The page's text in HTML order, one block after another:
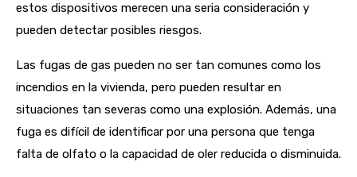
estos dispositivos merecen una seria consideración y
pueden detectar posibles riesgos.
Las fugas de gas pueden no ser tan comunes como los
incendios en la vivienda, pero pueden resultar en
situaciones tan severas como una explosión. Además, una
fuga es difícil de identificar por una persona que tenga
falta de olfato o la capacidad de oler reducida o disminuida.